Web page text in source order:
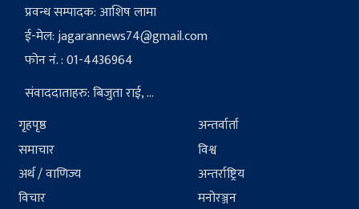
प्रवन्ध सम्पादक: आशिष लामा
ई-मेल:jagarannews74@gmail.com
फोन नं. : 01-4436964
संवाददाताहरु: बिजुता राई, ...
गृहपृष्ठ
समाचार
अर्थ / वाणिज्य
विचार
अन्तर्वार्ता
विश्व
अन्तर्राष्ट्रिय
मनोरञ्जन